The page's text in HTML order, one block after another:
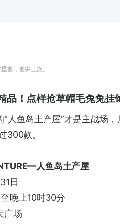
要，要讲三次。
品！点样抢草帽毛兔兔挂
人鱼岛土产屋”才是主战场
300款。
人鱼岛土产屋
日
晚上10时30分
广场